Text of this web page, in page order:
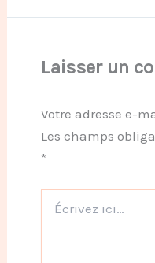
Laisser un
Votre adresse e-
Les champs
*
ici…